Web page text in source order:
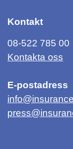
Kontakt
08-522 785 00
Kontakta oss
E-postadress